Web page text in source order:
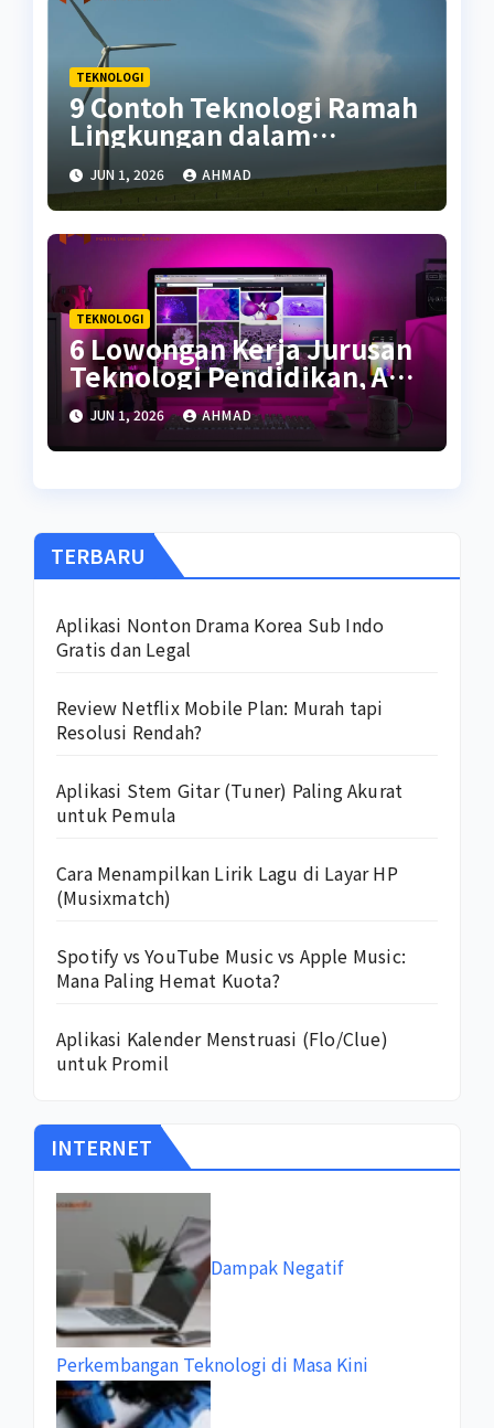
TEKNOLOGI
9 Contoh Teknologi Ramah
Lingkungan dalam
Kehidupan
JUN 1, 2026 AHMAD
TEKNOLOGI
6 Lowongan Kerja Jurusan
Teknologi Pendidikan, Apa
Saja?
JUN 1, 2026 AHMAD
TERBARU
Aplikasi Nonton Drama Korea Sub Indo
Gratis dan Legal
Review Netflix Mobile Plan: Murah tapi
Resolusi Rendah?
Aplikasi Stem Gitar (Tuner) Paling Akurat
untuk Pemula
Cara Menampilkan Lirik Lagu di Layar HP
(Musixmatch)
Spotify vs YouTube Music vs Apple Music:
Mana Paling Hemat Kuota?
Aplikasi Kalender Menstruasi (Flo/Clue)
untuk Promil
INTERNET
Dampak Negatif
Perkembangan Teknologi di Masa Kini